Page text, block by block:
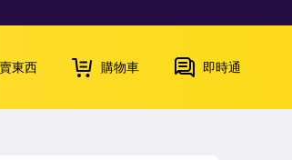
賣東西 購物車 即時通